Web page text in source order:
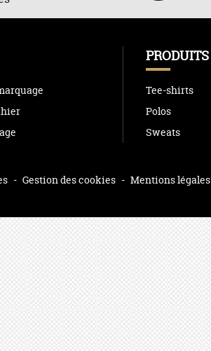
PRODUITS
Tee-shirts
Polos
Sweats
- Gestion des cookies - Mentions légales